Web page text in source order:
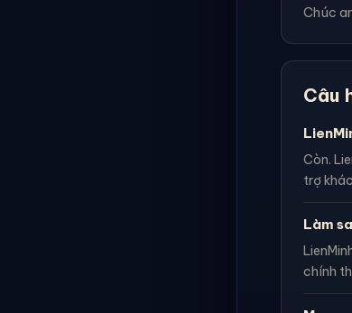
Chúc
Câu
Còn.
trợ
Làm
chính